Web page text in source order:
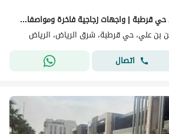
## فلل مكتبية للإيجار في حي قرطبة | واجهات زجاجية فاخرة ومواصفات أعمال متكاملة
علي، حي قرطبة، شرق الرياض، الرياض
اتصال